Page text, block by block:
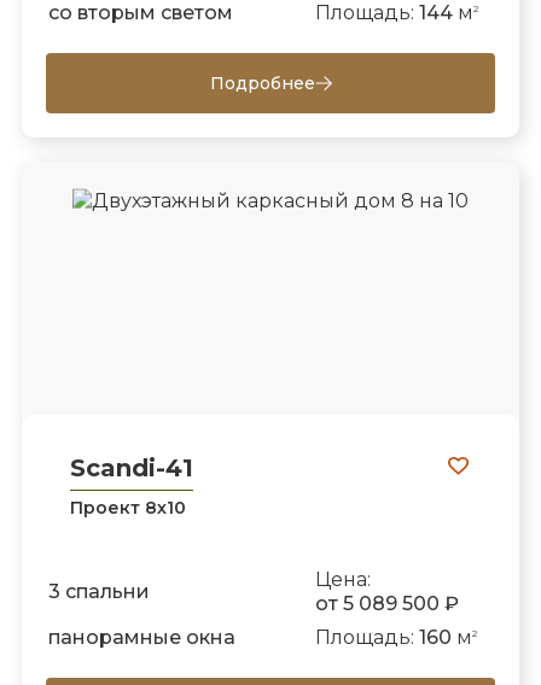
со вторым светом
Площадь: 144м 2
Подробнее
Scandi-41
Проект 8х10
3 спальни
Цена:
от 5 089 500 ₽
панорамные окна
Площадь: 160 м 2